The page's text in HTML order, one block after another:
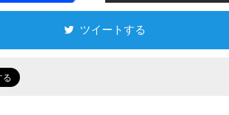
ツイートする